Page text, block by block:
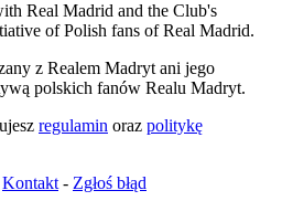
Real Madrid and the Club's
of Polish fans of Real Madrid.
z Realem Madryt ani jego
polskich fanów Realu Madryt.
regulamin oraz politykę
Kontakt - Zgłoś błąd